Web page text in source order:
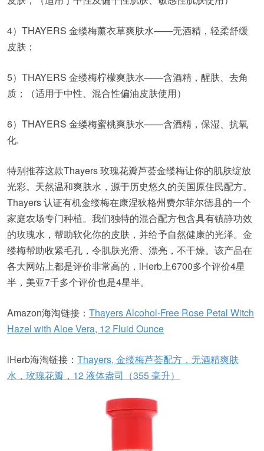
4）THAYERS 金缕梅薰衣草爽肤水——无酒精，轻柔舒缓
皮肤；
5）THAYERS 金缕梅柠檬爽肤水——含酒精，醒肤、去角
质；（适用于中性、混合性偏油皮肤使用）
6）THAYERS 金缕梅蜜桃爽肤水——含酒精，保湿、抗氧
化.
特别推荐这款Thayers 玫瑰花瓣芦荟金缕梅让你的肌肤绽放
光彩。天然温和爽肤水，源于历史悠久的美国原住民配方。
Thayers 认证有机金缕梅在康涅狄格州费尔菲尔德县的一个
家庭农场专门种植。我们独特的混合配方包含具有镇静功效
的玫瑰水，帮助软化你的皮肤，并给予自然健康的光泽。金
缕梅帮助收紧毛孔，令肌肤光滑、漂亮，不干燥。该产品在
各大网站上都是评价非常高的，iHerb上6700多个评价4星
半，美亚7千多个评价也是4星半。
Amazon海淘链接： Thayers Alcohol-Free Rose Petal Witch
Hazel with Aloe Vera, 12 Fluid Ounce
iHerb海淘链接： Thayers, 金缕梅芦荟配方，无酒精爽肤
水，玫瑰花瓣，12 液体盎司（355 毫升）